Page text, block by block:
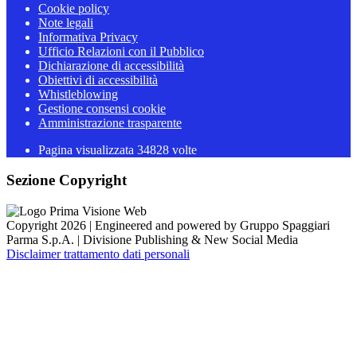
Cookie policy
Note legali
Informativa Privacy
Ufficio Relazioni con il Pubblico
Dichiarazione di accessibilità
Obiettivi di accessibilità
Whistleblowing
Gestione consensi cookie
Amministrazione trasparente
Pagina visualizzata 34828 volte
Sezione Copyright
Copyright 2026 | Engineered and powered by Gruppo Spaggiari
Parma S.p.A. | Divisione Publishing & New Social Media
Disclaimer trattamento dati personali